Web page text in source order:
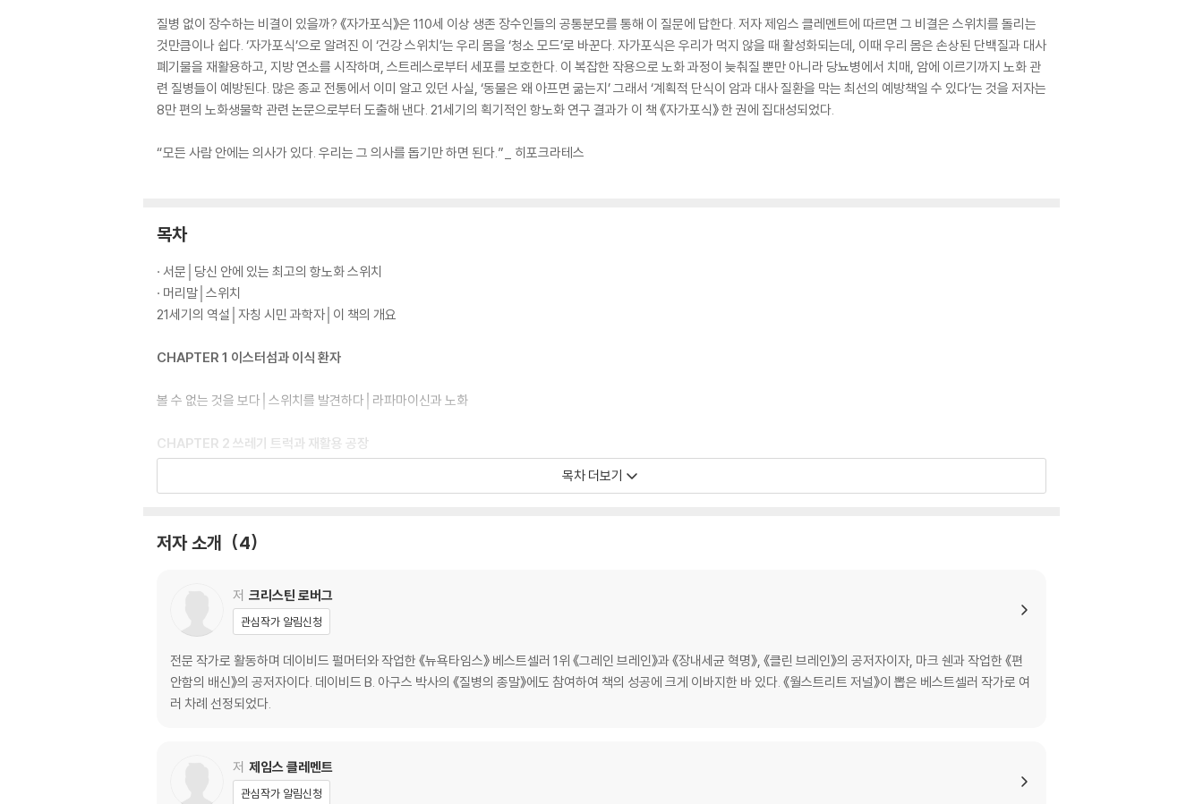
질병 없이 장수하는 비결이 있을까? 《자가포식》은 110세 이상 생존 장수인들의 공통분모를 통해 이 질문에 답한다. 저자 제임스 클레멘트에 따르면 그 비결은 스위치를 돌리는
것만큼이나 쉽다. ‘자가포식’으로 알려진 이 ‘건강 스위치’는 우리 몸을 ‘청소 모드’로 바꾼다. 자가포식은 우리가 먹지 않을 때 활성화되는데, 이때 우리 몸은 손상된 단백질과 대사
폐기물을 재활용하고, 지방 연소를 시작하며, 스트레스로부터 세포를 보호한다. 이 복잡한 작용으로 노화 과정이 늦춰질 뿐만 아니라 당뇨병에서 치매, 암에 이르기까지 노화 관
련 질병들이 예방된다. 많은 종교 전통에서 이미 알고 있던 사실, ‘동물은 왜 아프면 굶는지’ 그래서 ‘계획적 단식이 암과 대사 질환을 막는 최선의 예방책일 수 있다’는 것을 저자는
8만 편의 노화생물학 관련 논문으로부터 도출해 낸다. 21세기의 획기적인 항노화 연구 결과가 이 책 《자가포식》 한 권에 집대성되었다.
“모든 사람 안에는 의사가 있다. 우리는 그 의사를 돕기만 하면 된다.”_ 히포크라테스
목차
· 서문│당신 안에 있는 최고의 항노화 스위치
· 머리말│스위치
21세기의 역설│자칭 시민 과학자│이 책의 개요
CHAPTER 1 이스터섬과 이식 환자
볼 수 없는 것을 보다│스위치를 발견하다│라파마이신과 노화
CHAPTER 2 쓰레기 트럭과 재활용 공장
자가포식의 해부학│게놈의 수호자│자연스럽게 자가포식 유도하기│자가포식이 주는 주기적 휴식
CHAPTER 4 오키나와인과 수도사
칼로리가 적을수록 수명은 늘어난다│수도사처럼 (오래) 살아라│단백질이 과하면 위험하다│우유를 쏟아 버려라
CHAPTER 5 뇌전증 아이와 세계적인 사이클리스트
CHAPTER 6 혈거인과 기업가
목차 더보기
저자 소개 4
저 크리스틴 로버그
관심작가 알림신청
전문 작가로 활동하며 데이비드 펄머터와 작업한 《뉴욕타임스》 베스트셀러 1위 《그레인 브레인》과 《장내세균 혁명》, 《클린 브레인》의 공저자이자, 마크 쉔과 작업한 《편
안함의 배신》의 공저자이다. 데이비드 B. 아구스 박사의 《질병의 종말》에도 참여하여 책의 성공에 크게 이바지한 바 있다. 《월스트리트 저널》이 뽑은 베스트셀러 작가로 여
러 차례 선정되었다.
저 제임스 클레멘트
관심작가 알림신청